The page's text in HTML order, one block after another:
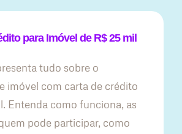
para Imóvel de R$ 25 mil
tudo sobre o
imóvel com carta de crédito
Entenda como funciona, as
pode participar, como